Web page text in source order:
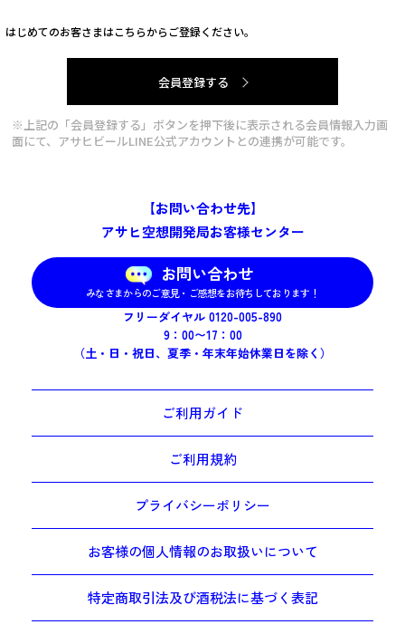
はじめてのお客さまはこちらからご登録ください。
会員登録する
※上記の「会員登録する」ボタンを押下後に表示される会員情報入力画
面にて、アサヒビールLINE公式アカウントとの連携が可能です。
【お問い合わせ先】
アサヒ空想開発局お客様センター
お問い合わせ
みなさまからのご意見・ご感想をお待ちしております！
フリーダイヤル 0120-005-890
9：00〜17：00
（土・日・祝日、夏季・年末年始休業日を除く）
ご利用ガイド
ご利用規約
プライバシーポリシー
お客様の個人情報のお取扱いについて
特定商取引法及び酒税法に基づく表記